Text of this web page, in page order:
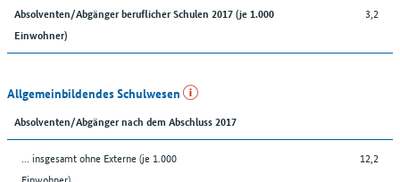
Absolventen/Abgänger beruflicher Schulen 2017 (je 1.000
Einwohner)
3,2
Allgemeinbildendes Schulwesen
Absolventen/Abgänger nach dem Abschluss 2017
... insgesamt ohne Externe (je 1.000
Einwohner)
12,2